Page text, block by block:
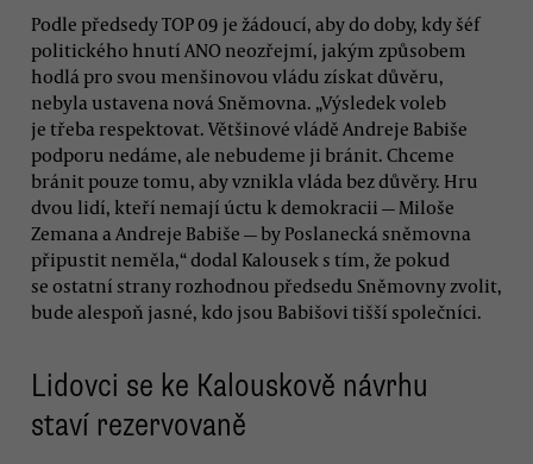
Podle předsedy TOP 09 je žádoucí, aby do doby, kdy šéf
politického hnutí ANO neozřejmí, jakým způsobem
hodlá pro svou menšinovou vládu získat důvěru,
nebyla ustavena nová Sněmovna. „Výsledek voleb
je třeba respektovat. Většinové vládě Andreje Babiše
podporu nedáme, ale nebudeme ji bránit. Chceme
bránit pouze tomu, aby vznikla vláda bez důvěry. Hru
dvou lidí, kteří nemají úctu k demokracii — Miloše
Zemana a Andreje Babiše — by Poslanecká sněmovna
připustit neměla,“ dodal Kalousek s tím, že pokud
se ostatní strany rozhodnou předsedu Sněmovny zvolit,
bude alespoň jasné, kdo jsou Babišovi tišší společníci.
Lidovci se ke Kalouskově návrhu
staví rezervovaně